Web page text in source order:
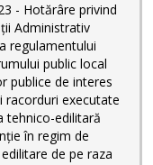
- Hotărâre privind
Administrativ
regulamentului
public local
publice de interes
racorduri executate
tehnico-edilitară
în regim de
de pe raza